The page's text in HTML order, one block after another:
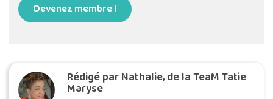
Devenez membre !
Rédigé par Nathalie, de la TeaM Tatie
Maryse